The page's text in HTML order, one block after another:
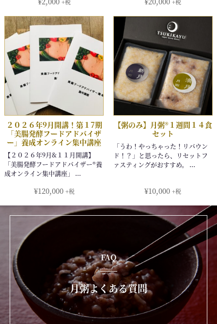
¥120,000 +税 ¥10,000 +税
FAQ
月粥よくある質問